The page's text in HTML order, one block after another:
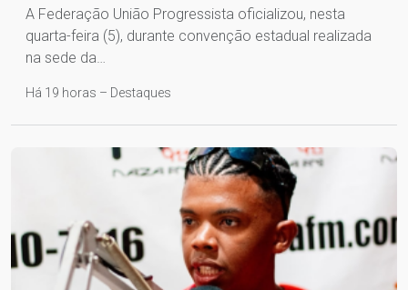
A Federação União Progressista oficializou, nesta
quarta-feira (5), durante convenção estadual realizada
na sede da…
Há 19 horas – Destaques